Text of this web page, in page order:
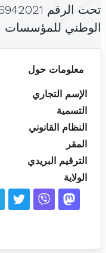
الوطني للمؤسسات
معلومات حول
الإسم التجاري
التسمية
النظام القانوني
المقر
الترقيم البريدي
الولاية